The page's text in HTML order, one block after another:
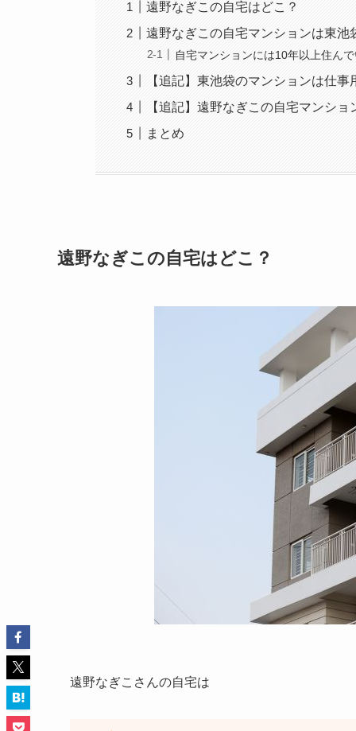
遠野なぎこの自宅はどこ？
遠野なぎこの自宅マンションは東池
自宅マンションには10年以上住ん
【追記】東池袋のマンションは仕事
【追記】遠野なぎこの自宅マンシ
まとめ
遠野なぎこの自宅はどこ？
遠野なぎこさんの自宅は